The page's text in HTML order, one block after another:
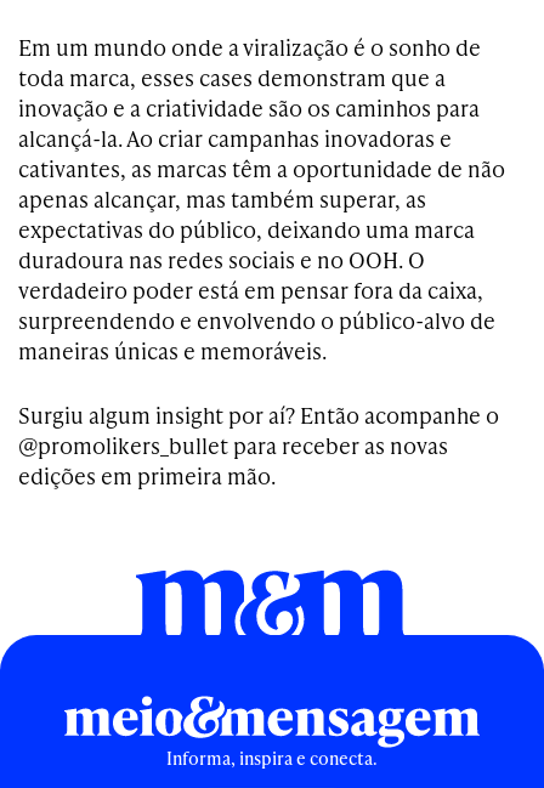
Em um mundo onde a viralização é o sonho de
toda marca, esses cases demonstram que a
inovação e a criatividade são os caminhos para
alcançá-la. Ao criar campanhas inovadoras e
cativantes, as marcas têm a oportunidade de não
apenas alcançar, mas também superar, as
expectativas do público, deixando uma marca
duradoura nas redes sociais e no OOH. O
verdadeiro poder está em pensar fora da caixa,
surpreendendo e envolvendo o público-alvo de
maneiras únicas e memoráveis.
Surgiu algum insight por aí? Então acompanhe o
@promolikers_bullet para receber as novas
edições em primeira mão.
Informa, inspira e conecta.